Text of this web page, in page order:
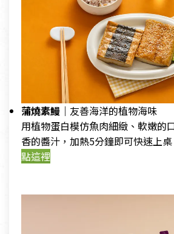
蒲燒素鰻｜ 友善海洋的植物海味
用植物蛋白模仿魚肉細緻、軟嫩的
香的醬汁，加熱5分鐘即可快速上
點這裡